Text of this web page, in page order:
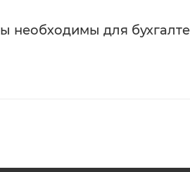
необходимы для